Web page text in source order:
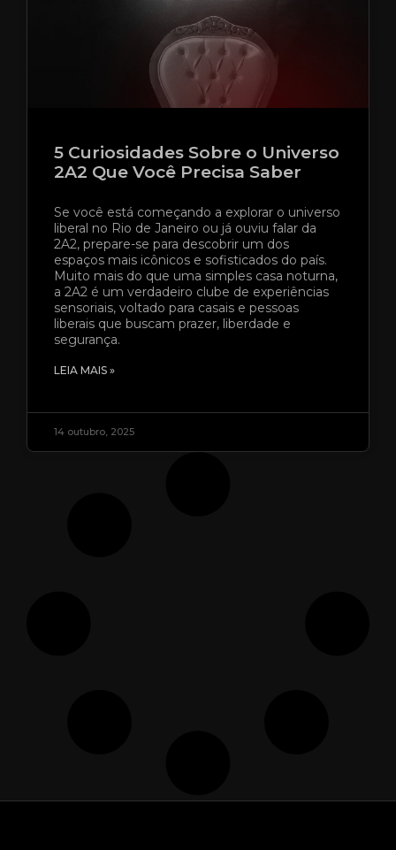
5 Curiosidades Sobre o Universo
2A2 Que Você Precisa Saber
Se você está começando a explorar o universo
liberal no Rio de Janeiro ou já ouviu falar da
2A2, prepare-se para descobrir um dos
espaços mais icônicos e sofisticados do país.
Muito mais do que uma simples casa noturna,
a 2A2 é um verdadeiro clube de experiências
sensoriais, voltado para casais e pessoas
liberais que buscam prazer, liberdade e
segurança.
LEIA MAIS »
14 outubro, 2025